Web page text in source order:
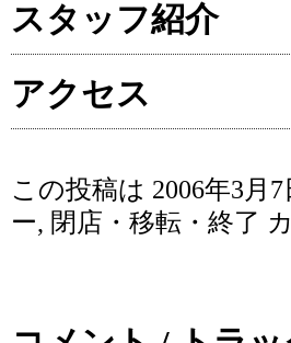
スタッフ紹介
アクセス
この投稿は 2006年3月
ー, 閉店・移転・終了